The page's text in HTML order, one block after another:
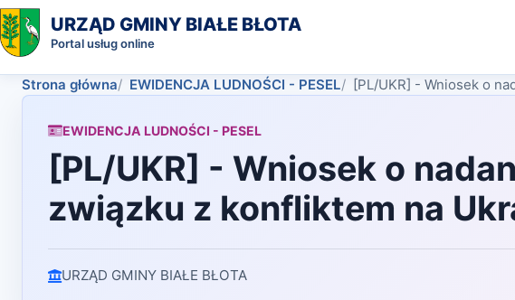
URZĄD GMINY BIAŁE BŁOTA
Portal usług online
Strona główna EWIDENCJA LUDNOŚCI - PESEL [PL/UKR] - Wniosek o
EWIDENCJA LUDNOŚCI - PESEL
[PL/UKR] - Wniosek o
związku z konfliktem na
URZĄD GMINY BIAŁE BŁOTA